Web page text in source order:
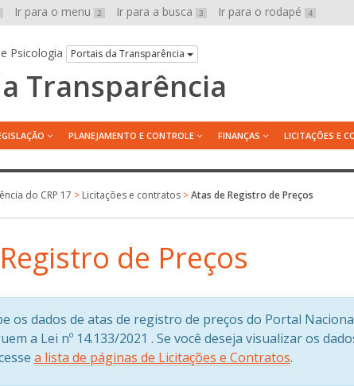
Ir para o menu 2 Ir para a busca 3 Ir para o rodapé 4
Psicologia Portais da Transparência
Transparência
PLANEJAMENTO E CONTROLE FINANÇAS LICITAÇÕES E
do CRP 17 > Licitações e contratos >Atas de Registro de Preços
de Preços
os dados de atas de registro de preços do Portal
a Lei nº 14.133/2021 . Se você deseja visualizar os
a lista de páginas de Licitações e Contratos.